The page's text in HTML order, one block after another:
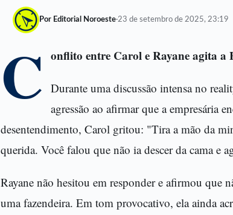
Por Editorial Noroeste·23 de setembro de 2025, 23:19
C onflito entre Carol e Rayane agita a
Durante uma discussão intensa no
agressão ao afirmar que a empresária
desentendimento, Carol gritou: "Tira a mão da
querida. Você falou que não ia descer da cama e
Rayane não hesitou em responder e afirmou que
uma fazendeira. Em tom provocativo, ela ainda